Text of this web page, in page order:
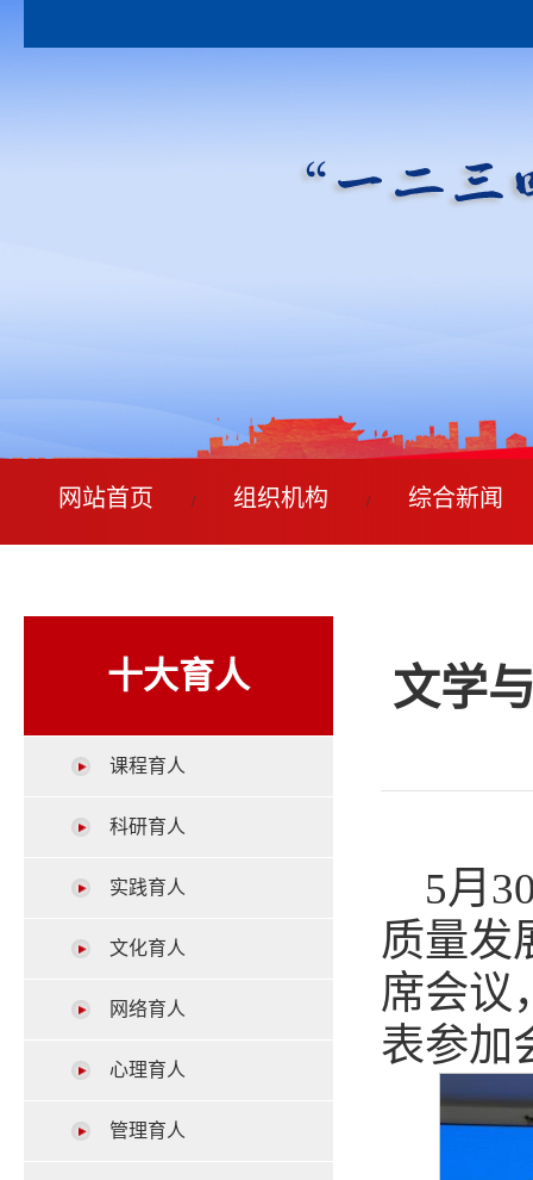
网站首页 / 组织机构 / 综合新闻
十大育人
课程育人
科研育人
实践育人
文化育人
网络育人
心理育人
管理育人
文学
5月
质量发
席会议
表参加